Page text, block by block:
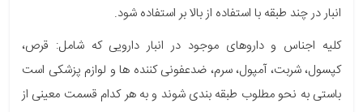
انبار در چند طبقه با استفاده از بالا بر استفاده شود.
کلیه اجناس و داروهای موجود در انبار دارویی که شامل: قرص،
کپسول، شربت، آمپول، سرم، ضدعفونی کننده ها و لوازم پزشکی است
باستی به نحو مطلوب طبقه بندی شوند و به هر کدام قسمت معینی از